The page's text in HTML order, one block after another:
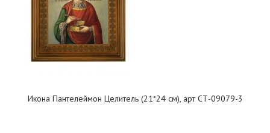
Икона Пантелеймон Целитель (21*24 см), арт СТ-09079-3